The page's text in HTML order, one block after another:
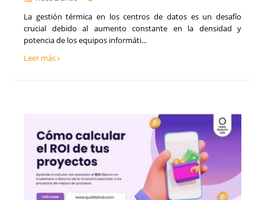
​La gestión térmica en los centros de datos es un desafío
crucial debido al aumento constante en la densidad y
potencia de los equipos informáti...
Leer más